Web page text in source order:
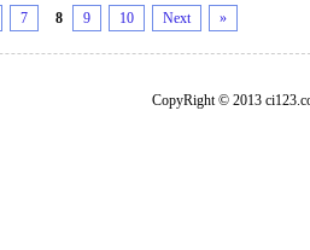
7 8 9 10 Next »
CopyRight © 2013